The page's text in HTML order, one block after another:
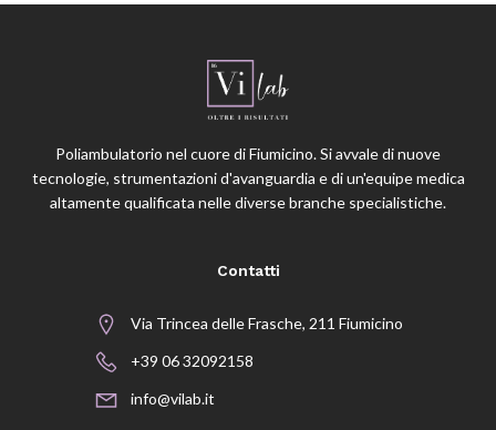
Poliambulatorio nel cuore di Fiumicino. Si avvale di nuove
tecnologie, strumentazioni d'avanguardia e di un'equipe medica
altamente qualificata nelle diverse branche specialistiche.
Contatti
Via Trincea delle Frasche, 211 Fiumicino
+39 06 32092158
info@vilab.it